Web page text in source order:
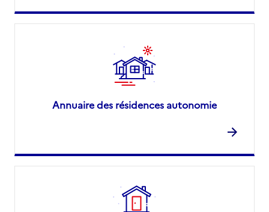
Annuaire des résidences autonomie